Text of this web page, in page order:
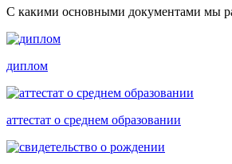
С какими основными документами мы
диплом
аттестат о среднем образовании